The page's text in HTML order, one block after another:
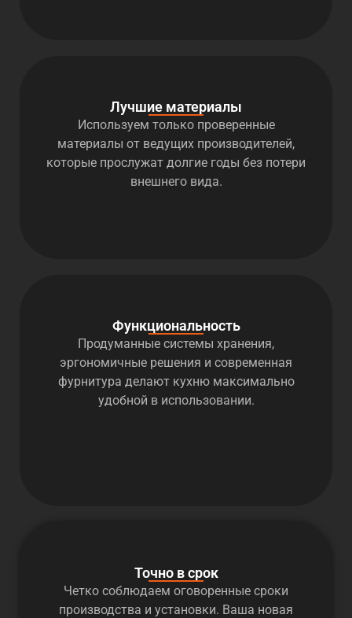
Лучшие материалы
Используем только проверенные
материалы от ведущих производителей,
которые прослужат долгие годы без потери
внешнего вида.
Функциональность
Продуманные системы хранения,
эргономичные решения и современная
фурнитура делают кухню максимально
удобной в использовании.
Точно в срок
Четко соблюдаем оговоренные сроки
производства и установки. Ваша новая